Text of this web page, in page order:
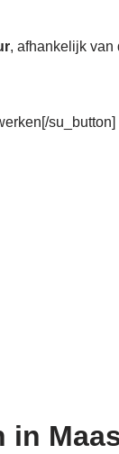
, afhankelijk van
su_button]